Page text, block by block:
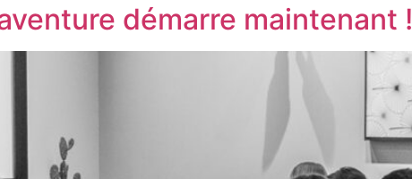
démarre maintenant !